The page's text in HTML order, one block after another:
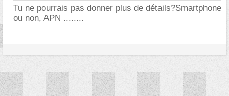
Tu ne pourrais pas donner plus de détails?Smartphone
ou non, APN ........